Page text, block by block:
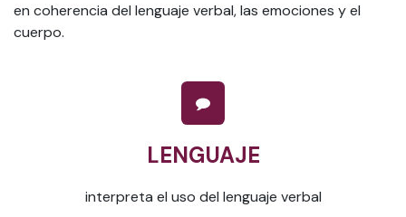
en coherencia del lenguaje verbal, las emociones y el
cuerpo.
LENGUAJE
interpreta el uso del lenguaje verbal